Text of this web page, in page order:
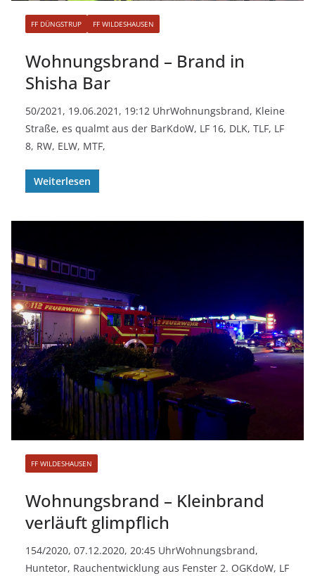
FF DÜNGSTRUP FF WILDESHAUSEN
Wohnungsbrand – Brand in
Shisha Bar
50/2021, 19.06.2021, 19:12 UhrWohnungsbrand, Kleine
Straße, es qualmt aus der BarKdoW, LF 16, DLK, TLF, LF
8, RW, ELW, MTF,
Weiterlesen
FF WILDESHAUSEN
Wohnungsbrand – Kleinbrand
verläuft glimpflich
154/2020, 07.12.2020, 20:45 UhrWohnungsbrand,
Huntetor, Rauchentwicklung aus Fenster 2. OGKdoW, LF